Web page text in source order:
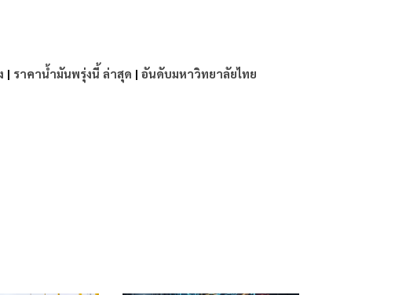
| ราคาน้ำมันพรุ่งนี้ ล่าสุด | อันดับมหาวิทยาลัยไทย